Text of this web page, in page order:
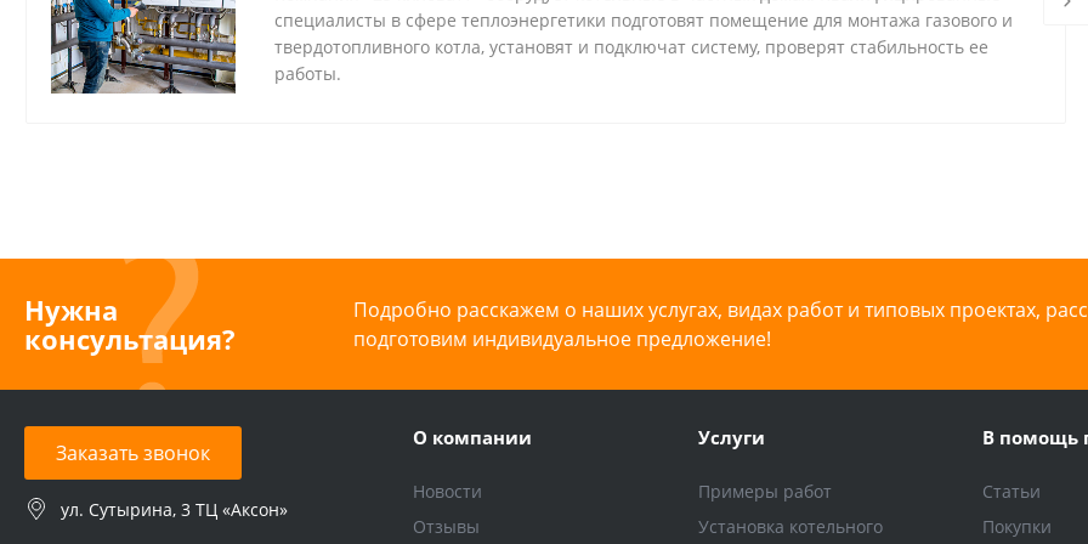
специалисты в сфере теплоэнергетики подготовят помещение для монтажа газового и
твердотопливного котла, установят и подключат систему, проверят стабильность ее
работы.
Нужна
консультация?
Подробно расскажем о наших услугах, видах работ и типовых проектах,
подготовим индивидуальное предложение!
Заказать звонок
ул. Сутырина, 3 ТЦ «Аксон»
О компании
Новости
Отзывы
Услуги
Примеры работ
Установка котельного
В помощь
Статьи
Покупки